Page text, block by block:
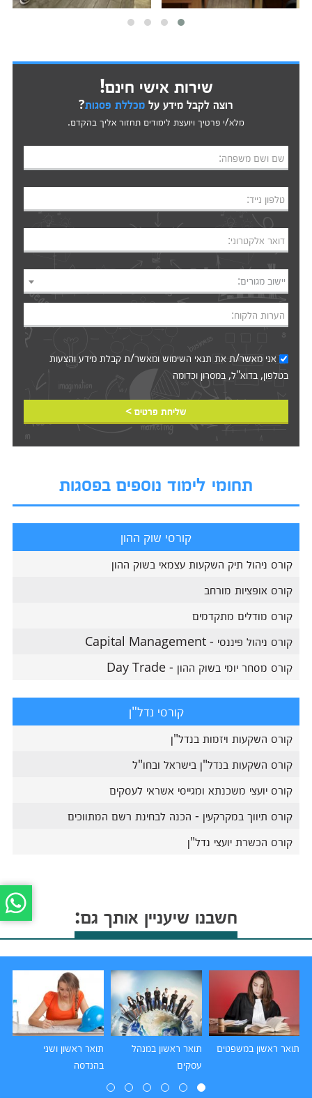
שירות אישי חינם!
רוצה לקבל מידע על מכללת פסגות?
מלא/י פרטיך ויועצת לימודים תחזור אליך בהקדם.
שם ושם משפחה:
טלפון נייד:
דואר אלקטרוני:
יישוב מגורים:
הערות הלקוח:
אני מאשר/ת את תנאי השימושומאשר/ת קבלת מידע והצעות
בטלפון, בדוא"ל, במסרון וכדומה‎‎
שליחת פרטים >
תחומי לימוד נוספים בפסגות
קורסי שוק ההון
קורס ניהול תיק השקעות עצמאי בשוק ההון
קורס אופציות מורחב
קורס מודלים מתקדמים
קורס ניהול פיננסי - Capital Management
קורס מסחר יומי בשוק ההון - Day Trade
קורסי נדל"ן
קורס השקעות ויזמות בנדל"ן
קורס השקעות בנדל"ן בישראל ובחו"ל
קורס יועצי משכנתא ומגייסי אשראי לעסקים
קורס תיווך במקרקעין - הכנה לבחינת רשם המתווכים
קורס הכשרת יועצי נדל"ן
חשבנו שיעניין אותך גם:
תואר ראשון במשפטים
תואר ראשון במנהל
עסקים
תואר ראשון ושני
בהנדסה